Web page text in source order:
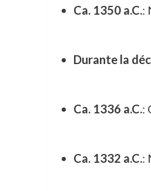
Ca. 1350 a.C.:
Durante la
Ca. 1336 a.C.:
Ca. 1332 a.C.: